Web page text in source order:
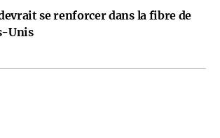
se renforcer dans la fibre de
Unis